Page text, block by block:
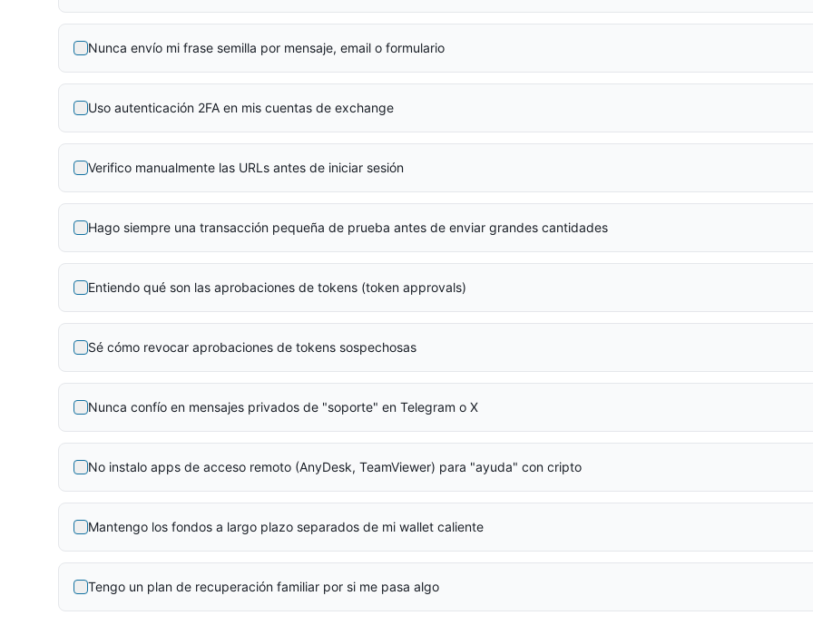
Nunca envío mi frase semilla por mensaje, email o formulario
Uso autenticación 2FA en mis cuentas de exchange
Verifico manualmente las URLs antes de iniciar sesión
Hago siempre una transacción pequeña de prueba antes de enviar grandes cantidades
Entiendo qué son las aprobaciones de tokens (token approvals)
Sé cómo revocar aprobaciones de tokens sospechosas
Nunca confío en mensajes privados de "soporte" en Telegram o X
No instalo apps de acceso remoto (AnyDesk, TeamViewer) para "ayuda" con cripto
Mantengo los fondos a largo plazo separados de mi wallet caliente
Tengo un plan de recuperación familiar por si me pasa algo